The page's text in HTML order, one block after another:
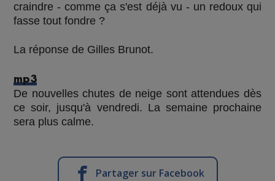
craindre - comme ça s'est déjà vu - un redoux qui
fasse tout fondre ?
La réponse de Gilles Brunot.
mp3
De nouvelles chutes de neige sont attendues dès
ce soir, jusqu'à vendredi. La semaine prochaine
sera plus calme.
Partager sur Facebook